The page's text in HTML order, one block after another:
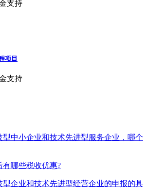
支持
项目
支持
中小企业和技术先进型服务企业，哪个
哪些税收优惠?
型企业和技术先进型经营企业的申报的具